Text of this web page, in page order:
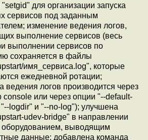
для организации запуска
сервисов под заданным
изменение ведения логов,
выполнение сервисов (весь
выполнении сервисов по
сохраняется в файлы
имя_сервиса.log", которые
ежедневной ротации;
ведения логов производится через
console или через опции "--default-
logdir" и "--no-log"); улучшена
udev-bridge" в направлении
оборудованием, выводящим
данные; добавлена команда